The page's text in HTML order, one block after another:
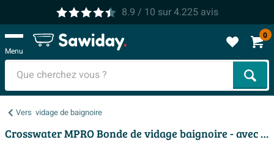
8.9 / 10 sur4.225 avis
Menu
0
Vers vidage de baignoire
Crosswater MPRO Bonde de vidage baignoire - avec bonde clic clac - noir carbone